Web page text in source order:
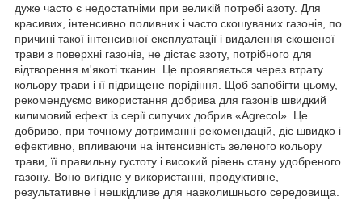
дуже часто є недостатніми при великій потребі азоту. Для
красивих, інтенсивно поливних і часто скошуваних газонів, по
причині такої інтенсивної експлуатації і видалення скошеної
трави з поверхні газонів, не дістає азоту, потрібного для
відтворення м'якоті тканин. Це проявляється через втрату
кольору трави і її підвищене порідіння. Щоб запобігти цьому,
рекомендуємо використання добрива для газонів швидкий
килимовий ефект із серії сипучих добрив «Agrecol». Це
добриво, при точному дотриманні рекомендацій, діє швидко і
ефективно, впливаючи на інтенсивність зеленого кольору
трави, її правильну густоту і високий рівень стану удобреного
газону. Воно вигідне у використанні, продуктивне,
результативне і нешкідливе для навколишнього середовища.